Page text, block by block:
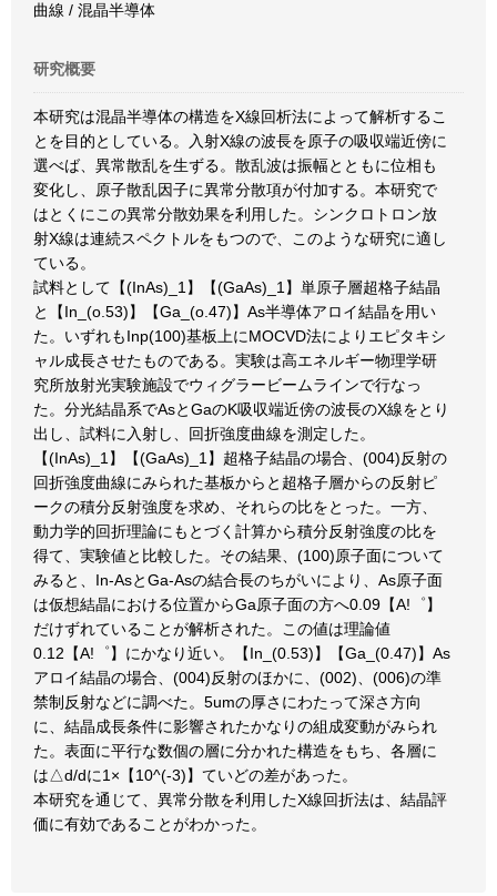
曲線 / 混晶半導体
研究概要
本研究は混晶半導体の構造をX線回析法によって解析するこ
とを目的としている。入射X線の波長を原子の吸収端近傍に
選べば、異常散乱を生ずる。散乱波は振幅とともに位相も
変化し、原子散乱因子に異常分散項が付加する。本研究で
はとくにこの異常分散効果を利用した。シンクロトロン放
射X線は連続スペクトルをもつので、このような研究に適し
ている。
試料として【(InAs)_1】【(GaAs)_1】単原子層超格子結晶
と【In_(o.53)】【Ga_(o.47)】As半導体アロイ結晶を用い
た。いずれもInp(100)基板上にMOCVD法によりエピタキシ
ャル成長させたものである。実験は高エネルギー物理学研
究所放射光実験施設でウィグラービームラインで行なっ
た。分光結晶系でAsとGaのK吸収端近傍の波長のX線をとり
出し、試料に入射し、回折強度曲線を測定した。
【(InAs)_1】【(GaAs)_1】超格子結晶の場合、(004)反射の
回折強度曲線にみられた基板からと超格子層からの反射ピ
ークの積分反射強度を求め、それらの比をとった。一方、
動力学的回折理論にもとづく計算から積分反射強度の比を
得て、実験値と比較した。その結果、(100)原子面について
みると、In-AsとGa-Asの結合長のちがいにより、As原子面
は仮想結晶における位置からGa原子面の方へ0.09【A!゜】
だけずれていることが解析された。この値は理論値
0.12【A!゜】にかなり近い。【In_(0.53)】【Ga_(0.47)】As
アロイ結晶の場合、(004)反射のほかに、(002)、(006)の準
禁制反射などに調べた。5umの厚さにわたって深さ方向
に、結晶成長条件に影響されたかなりの組成変動がみられ
た。表面に平行な数個の層に分かれた構造をもち、各層に
は△d/dに1×【10^(-3)】ていどの差があった。
本研究を通じて、異常分散を利用したX線回折法は、結晶評
価に有効であることがわかった。